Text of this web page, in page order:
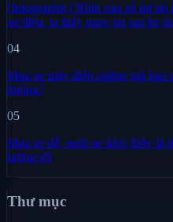
[Infographic] Nhìn vào số dư tài
xe điện, ta thấy ngay tại sao họ
04
Mua xe máy điện online giá bao
không?
05
Mua xe dễ, nuôi xe khó: Đây là
lường tới
Thư mục